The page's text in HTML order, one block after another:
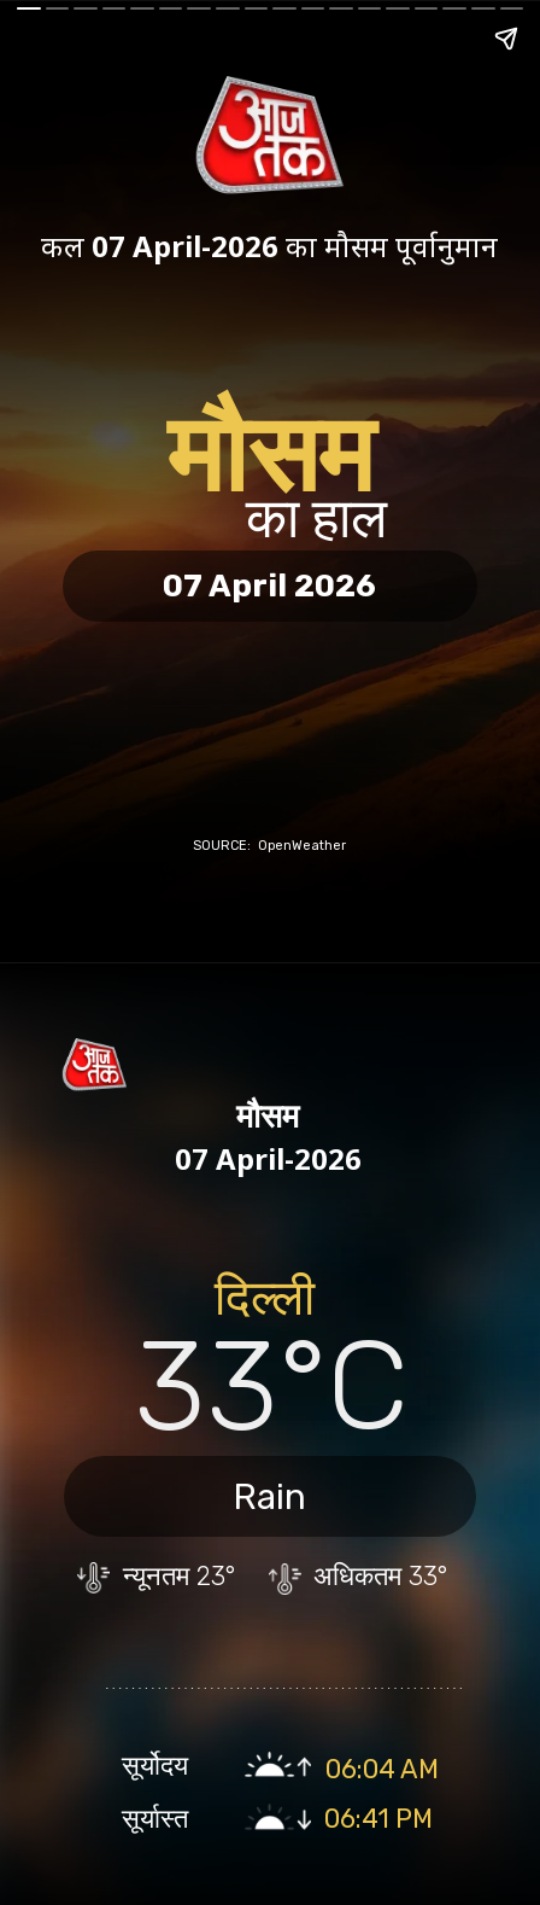
मौसम
का हाल
कल 07 April-2026का मौसम पूर्वानुमान
07 April 2026
SOURCE: OpenWeather
33°C
मौसम
दिल्ली
सूर्योदय
सूर्यास्त
07 April-2026
Rain
न्यूनतम23° अधिकतम33°
06:04 AM
06:41 PM